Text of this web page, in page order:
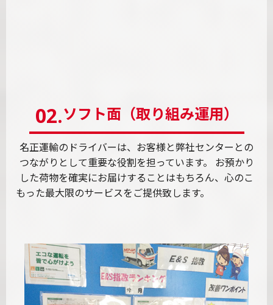
02.ソフト面（取り組み運用）
名正運輸のドライバーは、お客様と弊社センターとの
つながりとして重要な役割を担っています。
お預かり
した荷物を確実にお届けすることはもちろん、心のこ
もった最大限のサービスをご提供致します。